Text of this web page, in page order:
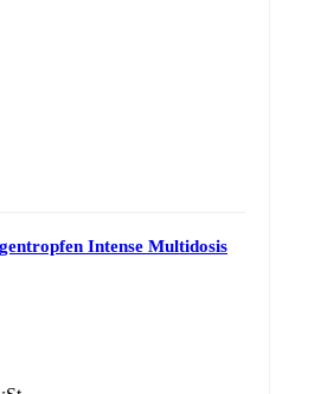
Intense Multidosis